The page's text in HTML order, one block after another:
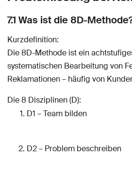
7.1 Was ist die 8D-
Kurzdefinition:
Die 8D-Methode ist ein
systematischen Bearbeitung von
Reklamationen – häufig von
Die 8 Disziplinen (D):
D1 – Team bilden
D2 – Problem beschreiben